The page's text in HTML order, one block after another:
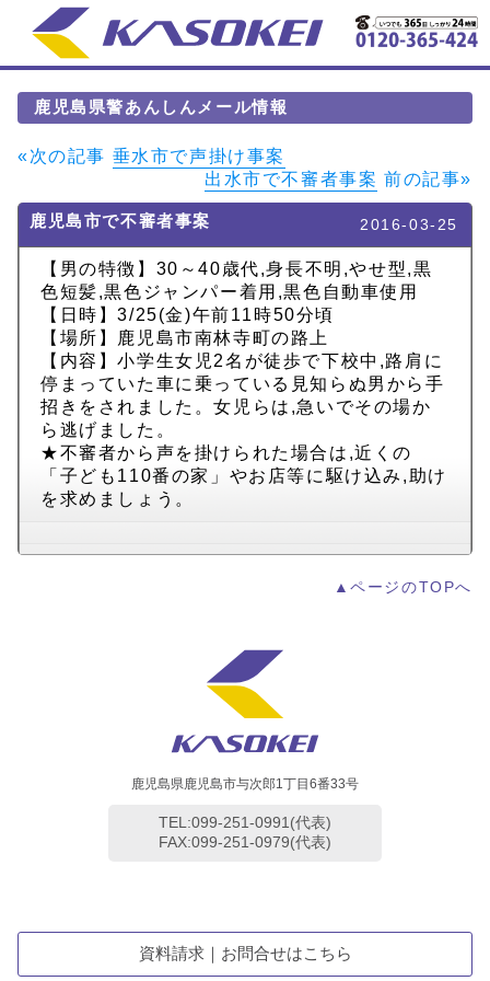
鹿児島県警あんしんメール情報
«次の記事 垂水市で声掛け事案
出水市で不審者事案 前の記事»
鹿児島市で不審者事案 2016-03-25
【男の特徴】30～40歳代,身長不明,やせ型,黒
色短髪,黒色ジャンパー着用,黒色自動車使用
【日時】3/25(金)午前11時50分頃
【場所】鹿児島市南林寺町の路上
【内容】小学生女児2名が徒歩で下校中,路肩に
停まっていた車に乗っている見知らぬ男から手
招きをされました。女児らは,急いでその場か
ら逃げました。
★不審者から声を掛けられた場合は,近くの
「子ども110番の家」やお店等に駆け込み,助け
を求めましょう。
▲ページのTOPへ
鹿児島県鹿児島市与次郎1丁目6番33号
TEL:099-251-0991(代表)
FAX:099-251-0979(代表)
資料請求｜お問合せはこちら